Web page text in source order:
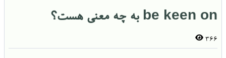
be keen on به چه معنی هست؟
366